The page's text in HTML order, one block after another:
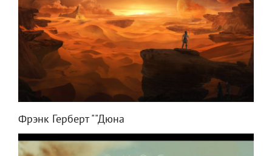
Фрэнк Герберт ""Дюна